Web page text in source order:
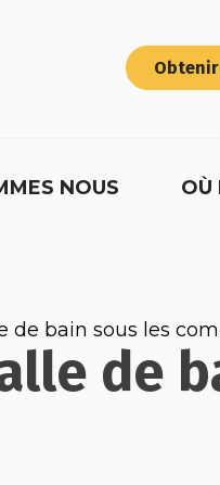
NOUS OÙ
bain sous les
de